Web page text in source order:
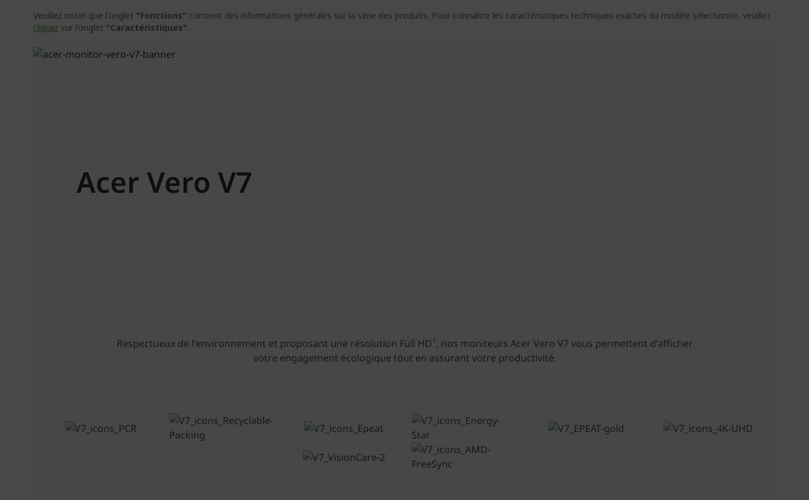
Veuillez noter que l'onglet "Fonctions" contient des informations générales sur la série des produits. Pour connaître les caractéristiques techniques exactes du modèle sélectionné, veuillez
cliquer sur l'onglet "Caractéristiques".